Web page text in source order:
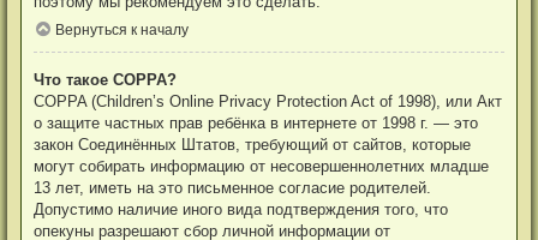
Вернуться к началу
Что такое COPPA?
COPPA (Children’s Online Privacy Protection Act of 1998), или Акт
о защите частных прав ребёнка в интернете от 1998 г. — это
закон Соединённых Штатов, требующий от сайтов, которые
могут собирать информацию от несовершеннолетних младше
13 лет, иметь на это письменное согласие родителей.
Допустимо наличие иного вида подтверждения того, что
опекуны разрешают сбор личной информации от